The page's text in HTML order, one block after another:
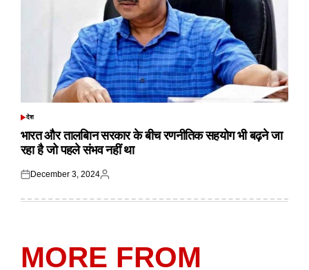
POSTED
देश
भारत और तालबिान सरकार के बीच रणनीतिक सहयोग भी बढ़ने जा
रहा है जो पहले संभव नहीं था
Posted
December 3, 2024
Posted
MORE FROM